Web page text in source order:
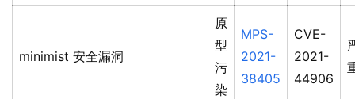
minimist 安全漏洞
原
型
污
染
MPS-
2021-
38405
CVE-
2021-
44906